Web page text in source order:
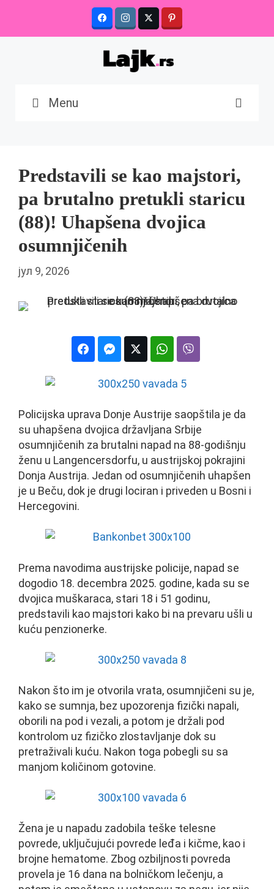
content
Menu
Predstavili se kao majstori,
pa brutalno pretukli staricu
(88)! Uhapšena dvojica
osumnjičenih
јул 9, 2026
Policijska uprava Donje Austrije saopštila je da
su uhapšena dvojica državljana Srbije
osumnjičenih za brutalni napad na 88-godišnju
ženu u Langencersdorfu, u austrijskoj pokrajini
Donja Austrija. Jedan od osumnjičenih uhapšen
je u Beču, dok je drugi lociran i priveden u Bosni i
Hercegovini.
Prema navodima austrijske policije, napad se
dogodio 18. decembra 2025. godine, kada su se
dvojica muškaraca, stari 18 i 51 godinu,
predstavili kao majstori kako bi na prevaru ušli u
kuću penzionerke.
Nakon što im je otvorila vrata, osumnjičeni su je,
kako se sumnja, bez upozorenja fizički napali,
oborili na pod i vezali, a potom je držali pod
kontrolom uz fizičko zlostavljanje dok su
pretraživali kuću. Nakon toga pobegli su sa
manjom količinom gotovine.
Žena je u napadu zadobila teške telesne
povrede, uključujući povrede leđa i kičme, kao i
brojne hematome. Zbog ozbiljnosti povreda
provela je 16 dana na bolničkom lečenju, a